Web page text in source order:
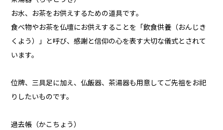
お水、お茶をお供えするための道具です。
食べ物やお茶を仏壇にお供えすることを「飲食供養（おんじき
くよう）」と呼び、感謝と信仰の心を表す大切な儀式とされて
います。
位牌、三具足に加え、仏飯器、茶湯器も用意してご先祖をお祀
りしたいものです。
過去帳（かこちょう）